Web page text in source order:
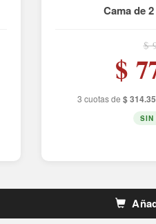
Cama de
$
$
3 cuotas de $
SIN